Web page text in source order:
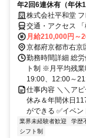
年2回6連休有（年休
株式会社平和堂
交通・アクセス
月給210,000円～
京都府京都市右京
勤務時間詳細 総
ト制 ※月平均残
19:00、12:00～
仕事内容 ＼＼ア
休み＆年間休日
ができる ✅イベ
業界未経験者歓迎 学歴
シフト制